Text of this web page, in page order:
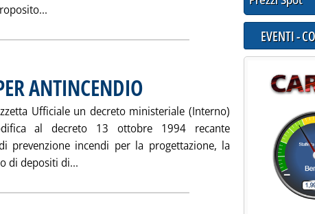
Leggi tutta la notizia: 'ASSOGASLIQUIDI: PROPOSTE
ANTINCENDIO . Pubblicata sabato 26 maggio 2001 alle 15.8.
Ufficiale un decreto ministeriale (Interno)
al decreto 13 ottobre 1994 recante
prevenzione incendi per la progettazione, la
di depositi di... Leggi tutta la notizia: 'DEPOSITI: PROROGA
EVENTI -